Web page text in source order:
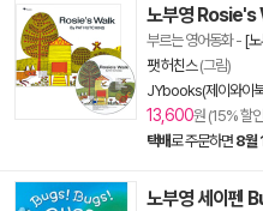
노부영
부르는 영어동화- [노
팻 허친스(그림)
JYbooks(제이와이
13,600원 (15% 할
택배로 주문하면 8월
노부영 세이펜